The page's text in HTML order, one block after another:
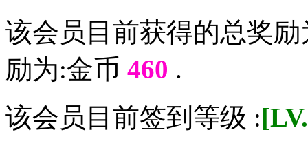
该会员目前获得的总奖
励为:金币 460 .
该会员目前签到等级 :